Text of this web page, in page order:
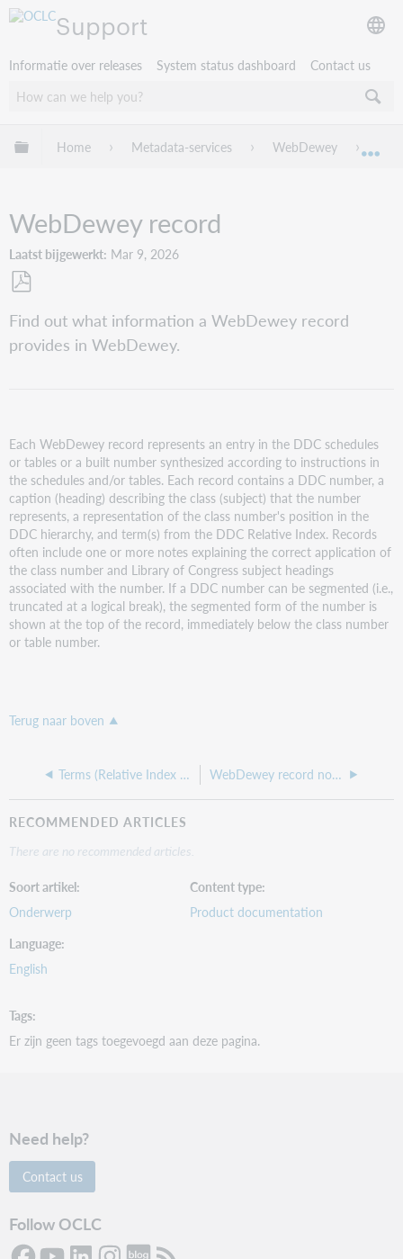
Support
Informatie over releases System status dashboard Contact us
Mondiale hiërarchie uitvouwen / samenvouwen
Home Metadata-services WebDewey
WebDewey record
Laatst bijgewerkt Mar 9, 2026
als
pdf
Find out what information a WebDewey record
provides in WebDewey.
Each WebDewey record represents an entry in the DDC schedules
or tables or a built number synthesized according to instructions in
the schedules and/or tables. Each record contains a DDC number, a
caption (heading) describing the class (subject) that the number
represents, a representation of the class number's position in the
DDC hierarchy, and term(s) from the DDC Relative Index. Records
often include one or more notes explaining the correct application of
the class number and Library of Congress subject headings
associated with the number. If a DDC number can be segmented (i.e.,
truncated at a logical break), the segmented form of the number is
shown at the top of the record, immediately below the class number
or table number.
Terug naar boven
Terms (Relative Index and LCSH) WebDewey record notes
RECOMMENDED ARTICLES
There are no recommended articles.
Soort artikel
Onderwerp
Content type
Product documentation
Language
English
Tags
Er zijn geen tags toegevoegd aan deze pagina.
Need help?
Contact us
Follow OCLC